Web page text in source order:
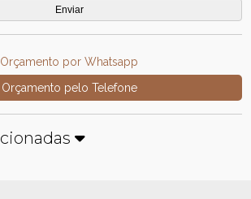
Orçamento por Whatsapp
Orçamento pelo Telefone